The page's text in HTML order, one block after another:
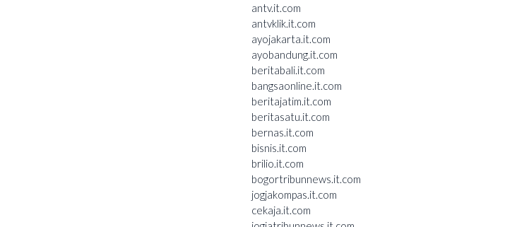
antv.it.com
antvklik.it.com
ayojakarta.it.com
ayobandung.it.com
beritabali.it.com
bangsaonline.it.com
beritajatim.it.com
beritasatu.it.com
bernas.it.com
bisnis.it.com
brilio.it.com
bogortribunnews.it.com
jogjakompas.it.com
cekaja.it.com